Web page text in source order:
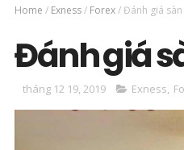
Home / Exness/ Forex/Đánh giá
Đánh giá
tháng 12 19, 2019 Exness,